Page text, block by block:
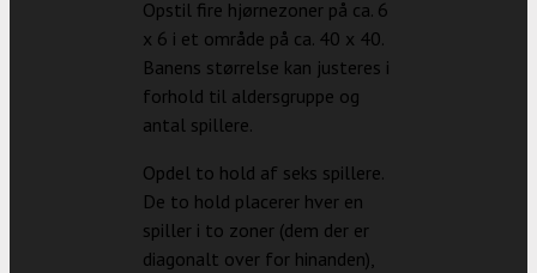
Opstil fire hjørnezoner på ca. 6
x 6 i et område på ca. 40 x 40.
Banens størrelse kan justeres i
forhold til aldersgruppe og
antal spillere.
Opdel to hold af seks spillere.
De to hold placerer hver en
spiller i to zoner (dem der er
diagonalt over for hinanden),